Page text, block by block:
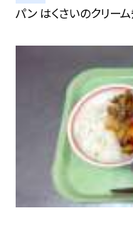
パン はくさいのクリー